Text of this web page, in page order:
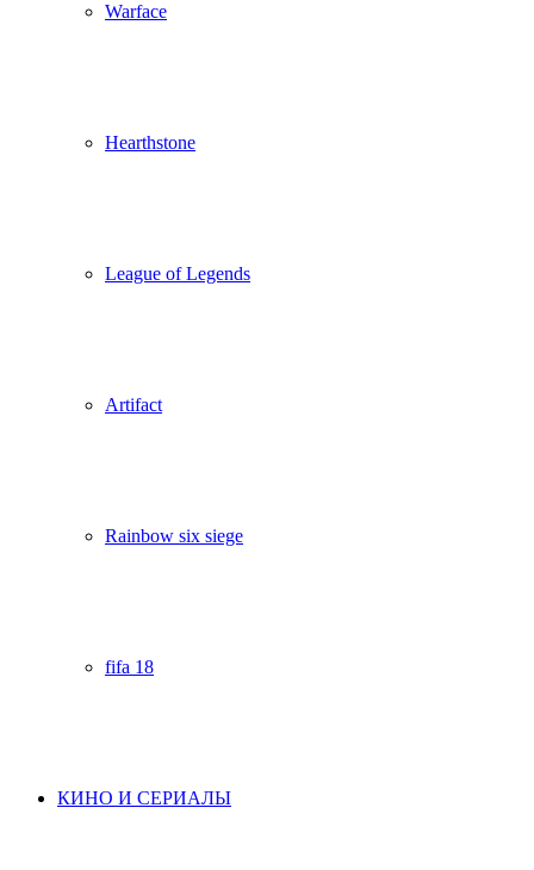
Warface
Hearthstone
League of Legends
Artifact
Rainbow six siege
fifa 18
КИНО И СЕРИАЛЫ